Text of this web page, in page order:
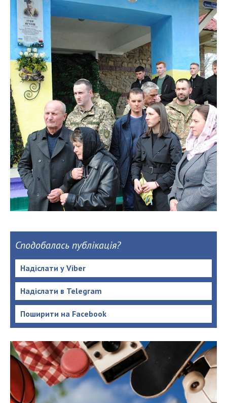
Сподобалась публікація?
Надіслати у Viber
Надіслати в Telegram
Поширити на Facebook